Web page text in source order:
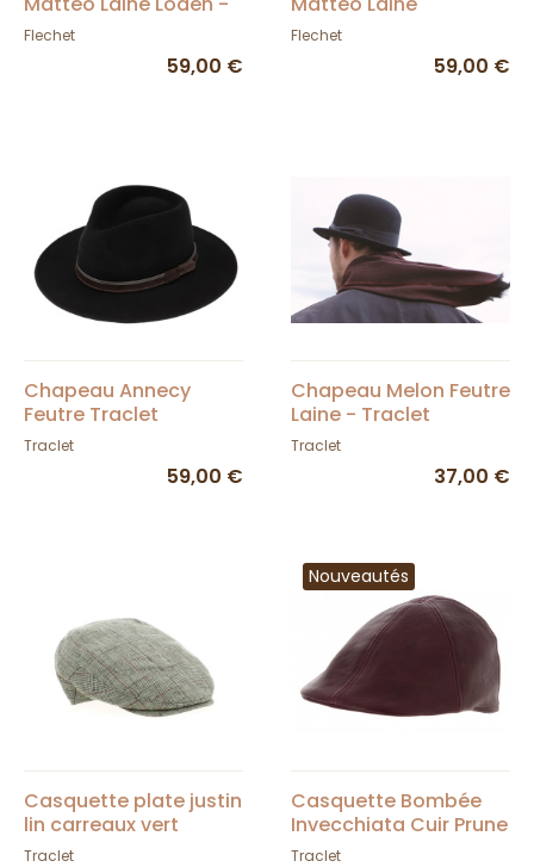
FLECHET
Flechet
59,00 €
Anthracite - FLECHET
Flechet
59,00 €
Chapeau Annecy
Feutre Traclet
Traclet
59,00 €
Chapeau Melon Feutre
Laine - Traclet
Traclet
37,00 €
Casquette plate justin
lin carreaux vert
Traclet
Nouveautés
Casquette Bombée
Invecchiata Cuir Prune
- Traclet
Traclet